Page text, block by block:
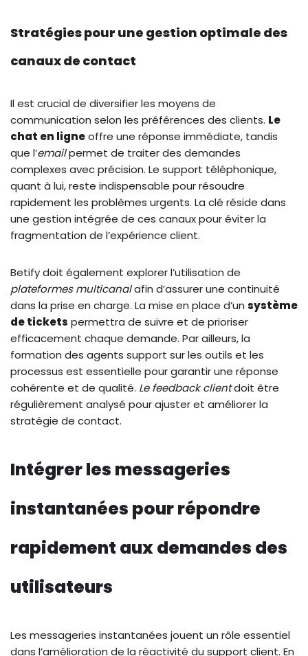
Stratégies pour une gestion optimale des
canaux de contact
Il est crucial de diversifier les moyens de
communication selon les préférences des clients. Le
chat en ligneoffre une réponse immédiate, tandis
que l’emailpermet de traiter des demandes
complexes avec précision. Le support téléphonique,
quant à lui, reste indispensable pour résoudre
rapidement les problèmes urgents. La clé réside dans
une gestion intégrée de ces canaux pour éviter la
fragmentation de l’expérience client.
Betify doit également explorer l’utilisation de
plateformes multicanalafin d’assurer une continuité
dans la prise en charge. La mise en place d’un système
de tickets permettra de suivre et de prioriser
efficacement chaque demande. Par ailleurs, la
formation des agents support sur les outils et les
processus est essentielle pour garantir une réponse
cohérente et de qualité. Le feedback clientdoit être
régulièrement analysé pour ajuster et améliorer la
stratégie de contact.
Intégrer les messageries
instantanées pour répondre
rapidement aux demandes des
utilisateurs
Les messageries instantanées jouent un rôle essentiel
dans l’amélioration de la réactivité du support client. En